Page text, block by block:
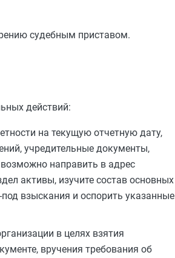
судебным приставом.
действий:
на текущую отчетную дату,
учредительные документы,
направить в адрес
активы, изучите состав основных
взыскания и оспорить указанные
в целях взятия
вручения требования об